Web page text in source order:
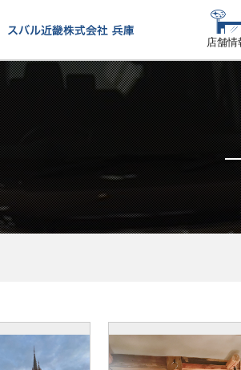
店舗情
店舗情報 店舗一覧
地域でさがす
地図でさがす
試乗車でさがす
カーラインアップ
カーラインアップ一覧
乗用車
軽自動車
メンテナンス・サービス
メンテナンス・サービストップ
車検・定期点検をする
カーケアをする